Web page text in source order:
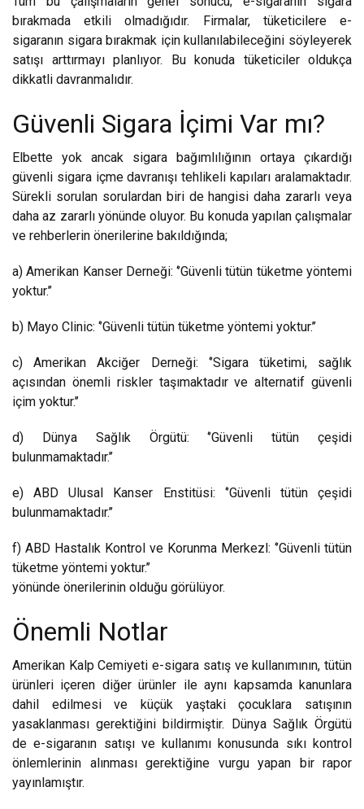
bırakmada etkili olmadığıdır. Firmalar, tüketicilere e-
sigaranın sigara bırakmak için kullanılabileceğini söyleyerek
satışı arttırmayı planlıyor. Bu konuda tüketiciler oldukça
dikkatli davranmalıdır.
Güvenli Sigara İçimi Var mı?
Elbette yok ancak sigara bağımlılığının ortaya çıkardığı
güvenli sigara içme davranışı tehlikeli kapıları aralamaktadır.
Sürekli sorulan sorulardan biri de hangisi daha zararlı veya
daha az zararlı yönünde oluyor. Bu konuda yapılan çalışmalar
ve rehberlerin önerilerine bakıldığında;
a) Amerikan Kanser Derneği: ‘’Güvenli tütün tüketme yöntemi
yoktur.’’
b) Mayo Clinic: ‘’Güvenli tütün tüketme yöntemi yoktur.’’
c) Amerikan Akciğer Derneği: ‘’Sigara tüketimi, sağlık
açısından önemli riskler taşımaktadır ve alternatif güvenli
içim yoktur.’’
d) Dünya Sağlık Örgütü: ‘’Güvenli tütün çeşidi
bulunmamaktadır.’’
e) ABD Ulusal Kanser Enstitüsi: ‘’Güvenli tütün çeşidi
bulunmamaktadır.’’
f) ABD Hastalık Kontrol ve Korunma Merkezl: ‘’Güvenli tütün
tüketme yöntemi yoktur.’’
yönünde önerilerinin olduğu görülüyor.
Önemli Notlar
Amerikan Kalp Cemiyeti e-sigara satış ve kullanımının, tütün
ürünleri içeren diğer ürünler ile aynı kapsamda kanunlara
dahil edilmesi ve küçük yaştaki çocuklara satışının
yasaklanması gerektiğini bildirmiştir. Dünya Sağlık Örgütü
de e-sigaranın satışı ve kullanımı konusunda sıkı kontrol
önlemlerinin alınması gerektiğine vurgu yapan bir rapor
yayınlamıştır.